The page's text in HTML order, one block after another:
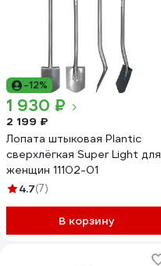
-12%
1 930 ₽
2 199 ₽
Лопата штыковая Plantic
сверхлёгкая Super Light для
женщин 11102-01
4.7(7)
В корзину